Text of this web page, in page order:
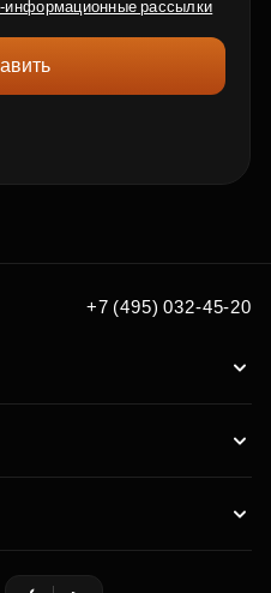
информационные рассылки
+7 (495) 032-45-20